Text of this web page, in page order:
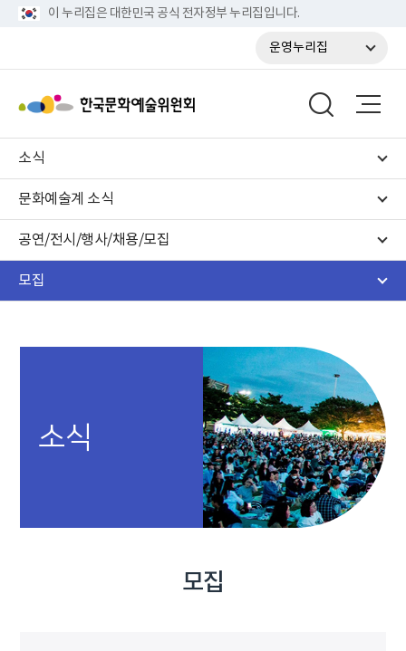
이 누리집은 대한민국 공식 전자정부 누리집입니다.
운영누리집
소식
문화예술계 소식
공연/전시/행사/채용/모집
모집
소식
모집